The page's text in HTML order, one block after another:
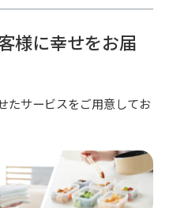
様に幸せをお届
たサービスをご用意してお